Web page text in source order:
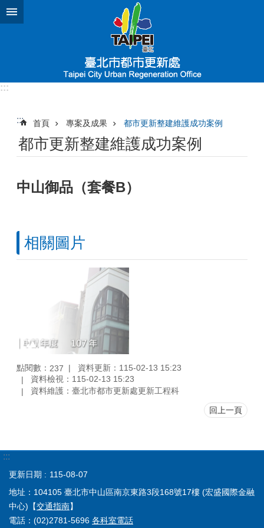
跳到主要內容區塊
:::
::: 首頁 專案及成果 都市更新整建維護成功案例
都市更新整建維護成功案例
中山御品（套餐B）
相關圖片
點閱數： 237
資料更新：115-02-13 15:23
資料檢視：115-02-13 15:23
資料維護：臺北市都市更新處更新工程科
回上一頁
:::
更新日期
115-08-07
地址：104105 臺北市中山區南京東路3段168號17樓 (宏盛國際金融
中心)【交通指南】
電話：(02)2781-5696 各科室電話